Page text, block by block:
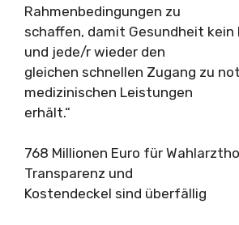
Rahmenbedingungen zu
schaffen, damit Gesundheit kein
und jede/r wieder den
gleichen schnellen Zugang zu
medizinischen Leistungen
erhält.“
768 Millionen Euro für
Transparenz und
Kostendeckel sind überfällig